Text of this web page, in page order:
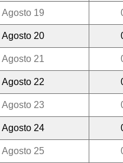
Agosto 19
Agosto 20
Agosto 21
Agosto 22
Agosto 23
Agosto 24
Agosto 25